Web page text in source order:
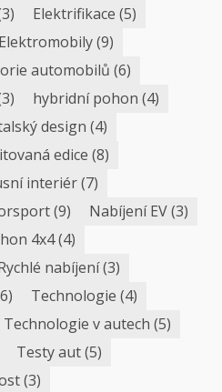
Elektrifikace (5)
Elektromobily(9)
automobilů (6)
hybridní pohon (4)
design (4)
edice (8)
interiér(7)
(9) Nabíjení EV(3)
4x4(4)
nabíjení(3)
Technologie (4)
Technologie v autech (5)
Testy aut(5)
(3)